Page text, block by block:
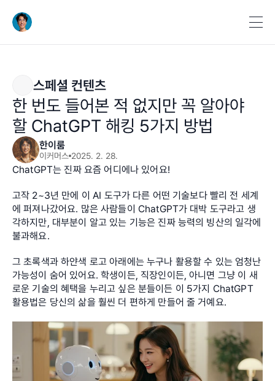
스페셜 컨텐츠
한 번도 들어본 적 없지만 꼭 알아야
할 ChatGPT 해킹 5가지 방법
한이룸
이커머스 2025. 2. 28.
ChatGPT는 진짜 요즘 어디에나 있어요!
고작 2~3년 만에 이 AI 도구가 다른 어떤 기술보다 빨리 전 세계
에 퍼져나갔어요. 많은 사람들이 ChatGPT가 대박 도구라고 생
각하지만, 대부분이 알고 있는 기능은 진짜 능력의 빙산의 일각에
불과해요.
그 초록색과 하얀색 로고 아래에는 누구나 활용할 수 있는 엄청난
가능성이 숨어 있어요. 학생이든, 직장인이든, 아니면 그냥 이 새
로운 기술의 혜택을 누리고 싶은 분들이든 이 5가지 ChatGPT
활용법은 당신의 삶을 훨씬 더 편하게 만들어 줄 거예요.